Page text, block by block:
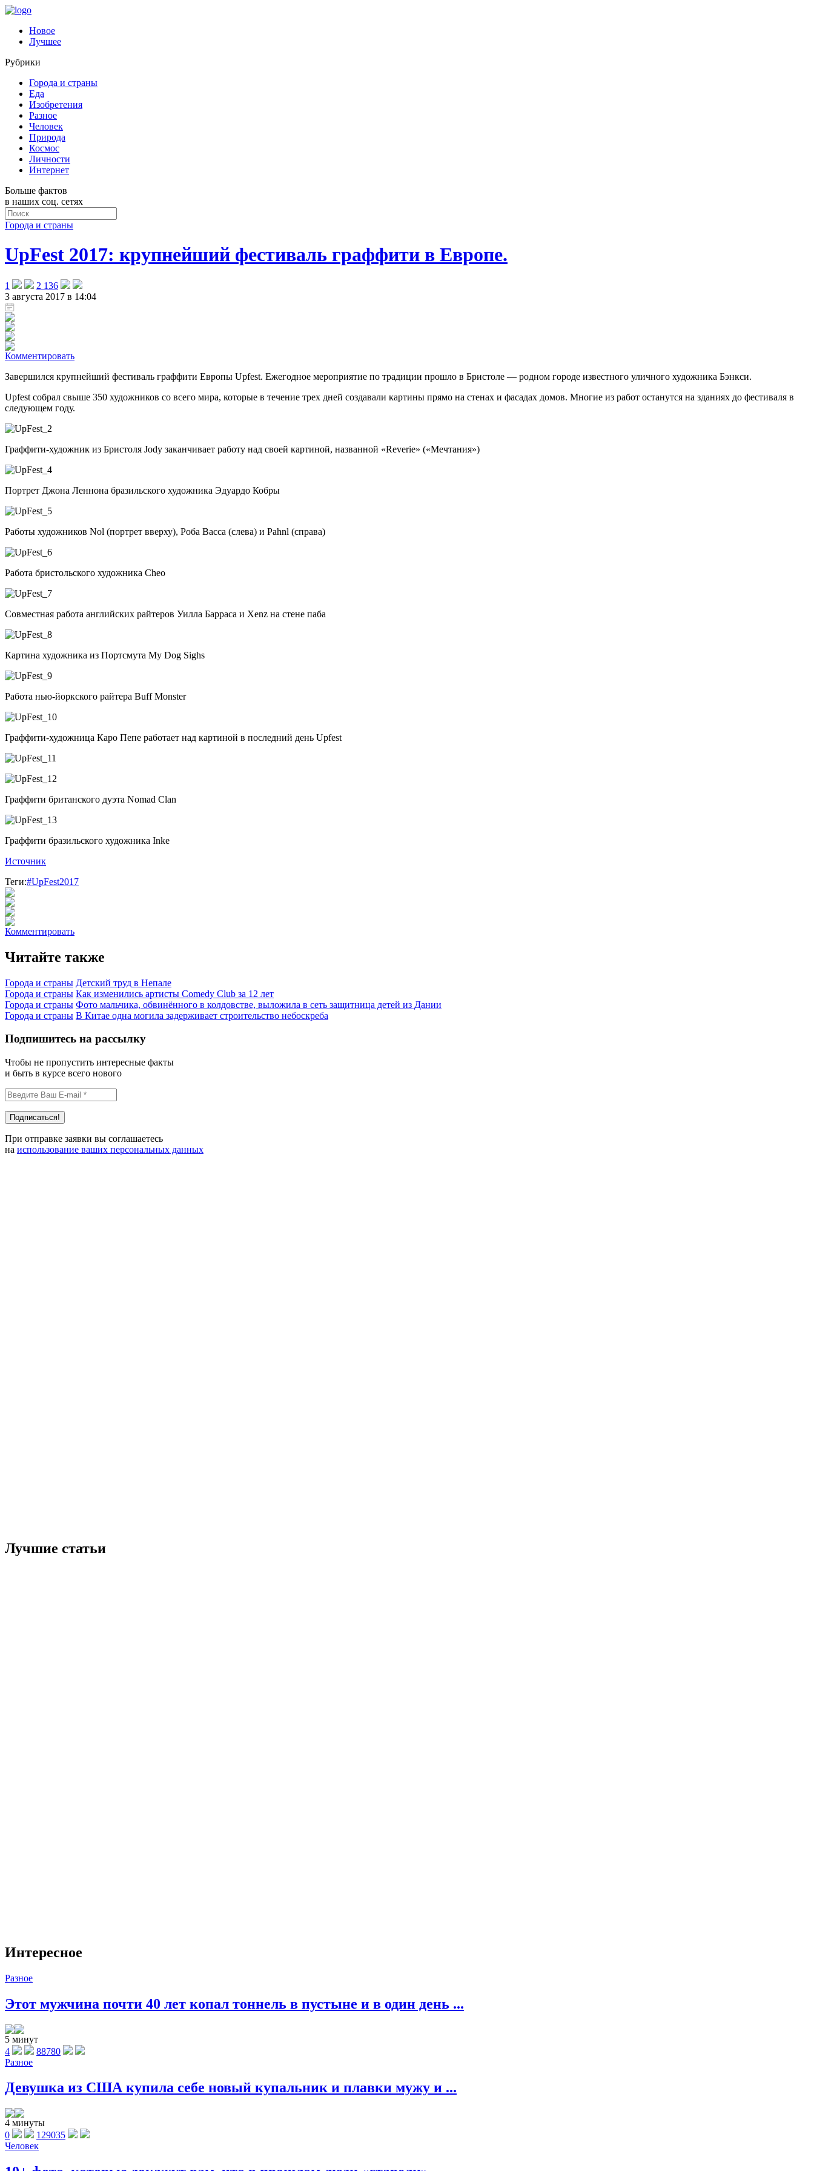
Новое
Лучшее
Рубрики
Города и страны
Еда
Изобретения
Разное
Человек
Природа
Космос
Личности
Интернет
Больше фактов
в наших соц. сетях
Города и страны
UpFest 2017: крупнейший фестиваль граффити в Европе.
1
2 136
3 августа 2017 в 14:04
Комментировать
Завершился крупнейший фестиваль граффити Европы Upfest. Ежегодное мероприятие по традиции прошло в Бристоле — родном городе известного уличного художника Бэнкси.
Upfest собрал свыше 350 художников со всего мира, которые в течение трех дней создавали картины прямо на стенах и фасадах домов. Многие из работ останутся на зданиях до фестиваля в
следующем году.
Граффити-художник из Бристоля Jody заканчивает работу над своей картиной, названной «Reverie» («Мечтания»)
Портрет Джона Леннона бразильского художника Эдуардо Кобры
Работы художников Nol (портрет вверху), Роба Васса (слева) и Pahnl (справа)
Работа бристольского художника Cheo
Совместная работа английских райтеров Уилла Барраса и Xenz на стене паба
Картина художника из Портсмута My Dog Sighs
Работа нью-йоркского райтера Buff Monster
Граффити-художница Каро Пепе работает над картиной в последний день Upfest
Граффити британского дуэта Nomad Clan
Граффити бразильского художника Inke
Источник
Теги:#UpFest2017
Комментировать
Читайте также
Города и страны Детский труд в Непале
Города и страны Как изменились артисты Comedy Club за 12 лет
Города и страны Фото мальчика, обвинённого в колдовстве, выложила в сеть защитница детей из Дании
Города и страны В Китае одна могила задерживает строительство небоскреба
Подпишитесь на рассылку
Чтобы не пропустить интересные факты
и быть в курсе всего нового
При отправке заявки вы соглашаетесь
на использование ваших персональных данных
Лучшие статьи
Интересное
Разное
Этот мужчина почти 40 лет копал тоннель в пустыне и в один день ...
5 минут
4
88780
Разное
Девушка из США купила себе новый купальник и плавки мужу и ...
4 минуты
0
129035
Человек